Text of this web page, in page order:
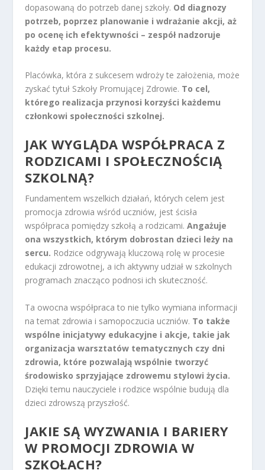
dopasowaną do potrzeb danej szkoły. Od diagnozy
potrzeb, poprzez planowanie i wdrażanie akcji, aż
po ocenę ich efektywności – zespół nadzoruje
każdy etap procesu.
Placówka, która z sukcesem wdroży te założenia, może
zyskać tytuł Szkoły Promującej Zdrowie. To cel,
którego realizacja przynosi korzyści każdemu
członkowi społeczności szkolnej.
JAK WYGLĄDA WSPÓŁPRACA Z
RODZICAMI I SPOŁECZNOŚCIĄ
SZKOLNĄ?
Fundamentem wszelkich działań, których celem jest
promocja zdrowia wśród uczniów, jest ścisła
współpraca pomiędzy szkołą a rodzicami.Angażuje
ona wszystkich, którym dobrostan dzieci leży na
sercu. Rodzice odgrywają kluczową rolę w procesie
edukacji zdrowotnej, a ich aktywny udział w szkolnych
programach znacząco podnosi ich skuteczność.
Ta owocna współpraca to nie tylko wymiana informacji
na temat zdrowia i samopoczucia uczniów. To także
wspólne inicjatywy edukacyjne i akcje, takie jak
organizacja warsztatów tematycznych czy dni
zdrowia, które pozwalają wspólnie tworzyć
środowisko sprzyjające zdrowemu stylowi życia.
Dzięki temu nauczyciele i rodzice wspólnie budują dla
dzieci zdrowszą przyszłość.
JAKIE SĄ WYZWANIA I BARIERY
W PROMOCJI ZDROWIA W
SZKOŁACH?